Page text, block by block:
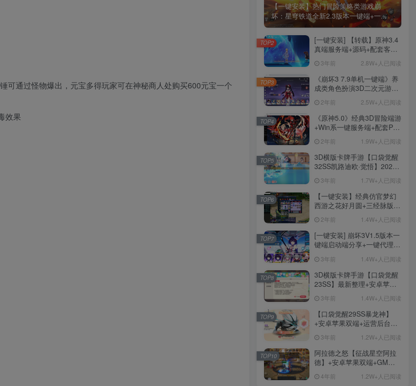
可通过怪物爆出，元宝多得玩家可在神秘商人处购买600元宝一个
效果
【一键安装】热门冒险策略类游戏崩
坏：星穹铁道全新2.3版本一键端+一...
[一键安装] 【转载】原神3.4
真端服务端+源码+配套客户
说明文件
3年前 2.8W+人已阅读
TOP2
《崩坏3 7.9单机一键端》养
成类角色扮演3D二次元游
用、无限资源、附带保姆级
安装教程
2年前 2.5W+人已阅读
TOP3
《原神5.0》经典3D冒险端游
+Win系一键服务端+配套PC
池文件
2年前 1.9W+人已阅读
TOP4
3D横版卡牌手游【口袋觉醒
32SS凯路迪欧·觉悟】2023
+支付对接+安卓苹果双端+运
营后台+GM授权后台+代理
后台
3年前 1.7W+人已阅读
TOP5
【一键安装】经典仿官梦幻
西游之花好月圆+三经脉版本
卡+剧情活动+视频搭建及其
他修改资料
2年前 1.4W+人已阅读
TOP6
[一键安装] 崩坏3V1.5版本一
键端启动端分享+一键代理
ID+详细指令+极简一键修改
3年前 1.4W+人已阅读
TOP7
3D横版卡牌手游【口袋觉醒
23SS】最新整理+安卓苹果
细搭建教程
3年前 1.4W+人已阅读
TOP8
【口袋觉醒29SS暴龙神】
+安卓苹果双端+运营后台
端 3年前 1.2W+人已阅读
TOP9
阿拉德之怒【征战星空阿拉
德】+安卓苹果双端+GM授
+详细教程
4年前 1.2W+人已阅读
TOP10